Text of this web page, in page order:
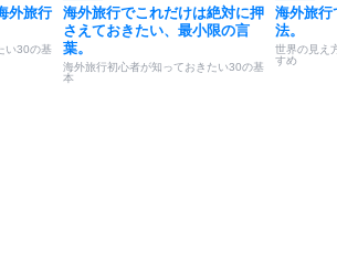
外旅行
い30の基
海外旅行でこれだけは絶対に押
さえておきたい、最小限の言
葉。
海外旅行初心者が知っておきたい30の基
本
海外旅行
法。
世界の見え
すめ